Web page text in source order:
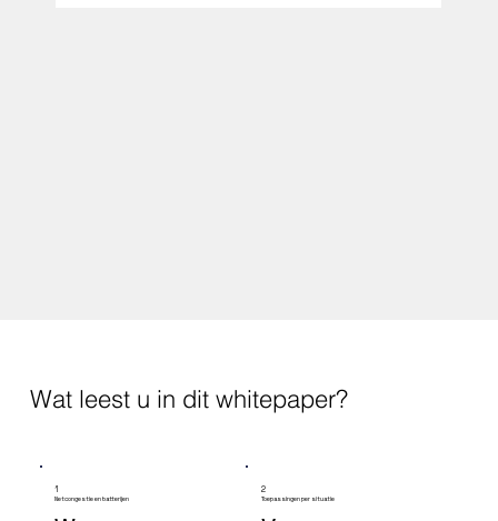
Wat leest u in dit whitepaper?
1
Netcongestie en batterijen
2
Toepassingen per situatie